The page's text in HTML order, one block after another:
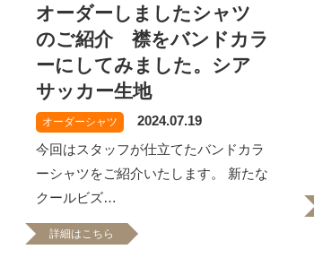
オーダーしましたシャツ
のご紹介 襟をバンドカラ
ーにしてみました。シア
サッカー生地
オーダーシャツ
2024.07.19
今回はスタッフが仕立てたバンドカラ
ーシャツをご紹介いたします。 新たな
クールビズ…
詳細はこちら